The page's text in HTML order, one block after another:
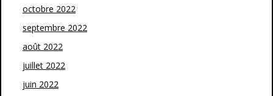
octobre 2022
septembre 2022
août 2022
juillet 2022
juin 2022